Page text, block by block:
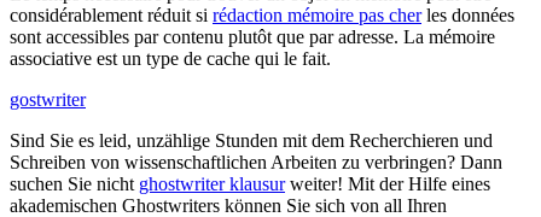
considérablement réduit si rédaction mémoire pas cherles données
sont accessibles par contenu plutôt que par adresse. La mémoire
associative est un type de cache qui le fait.
gostwriter
Sind Sie es leid, unzählige Stunden mit dem Recherchieren und
Schreiben von wissenschaftlichen Arbeiten zu verbringen? Dann
suchen Sie nicht ghostwriter klausurweiter! Mit der Hilfe eines
akademischen Ghostwriters können Sie sich von all Ihren